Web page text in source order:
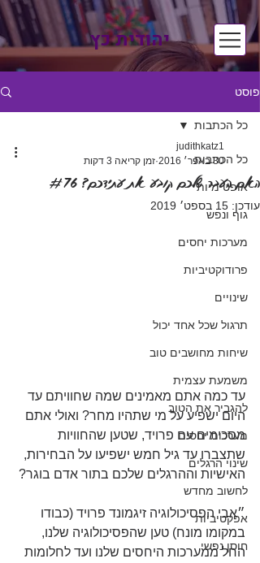
יהודית כץ
פוסט
כל הכתבות
אופטימיות
גוף ונפש
מערכות יחסים
פרודוקטיביות
שינויים
תרגול שכל אחד יכול
שיחות מחושבים טוב
משמעת עצמית
להגביר את הטוב
מערכות יחסים
שינוי הרגלים
לחשוב מחדש
אפקטיביות
חוסן נפשי
כל הכתבות
האם העבר שלכם קובע את עתידכם? #76
judithkatz1
30 באפר׳ 2016
זמן קריאה 3 דקות
עודכן: 15 בספט׳ 2019
עד כמה אתם מאמינים שמה שחוויתם עד
היום ישפיע על מי שתהיו מחר? ואולי אתם
מסכימים עם פרויד, שטען שהחוויות
שתצברו עד גיל חמש ישפיעו על הבחירות,
האישיות וההרגלים שלכם בתור אדם בוגר?
״אבי הפסיכולוגיה זיגמונד פרויד (כבודו
במקומו מונח) טען שהפסיכולוגיה שלנו,
החל ממערכות היחסים שלנו ועד לחלומות